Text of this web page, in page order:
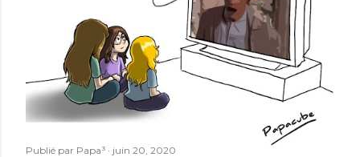
Publié par Papa³ juin 20, 2020